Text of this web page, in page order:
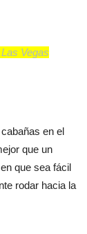
Vegas
en el
que un
que sea fácil
rodar hacia la